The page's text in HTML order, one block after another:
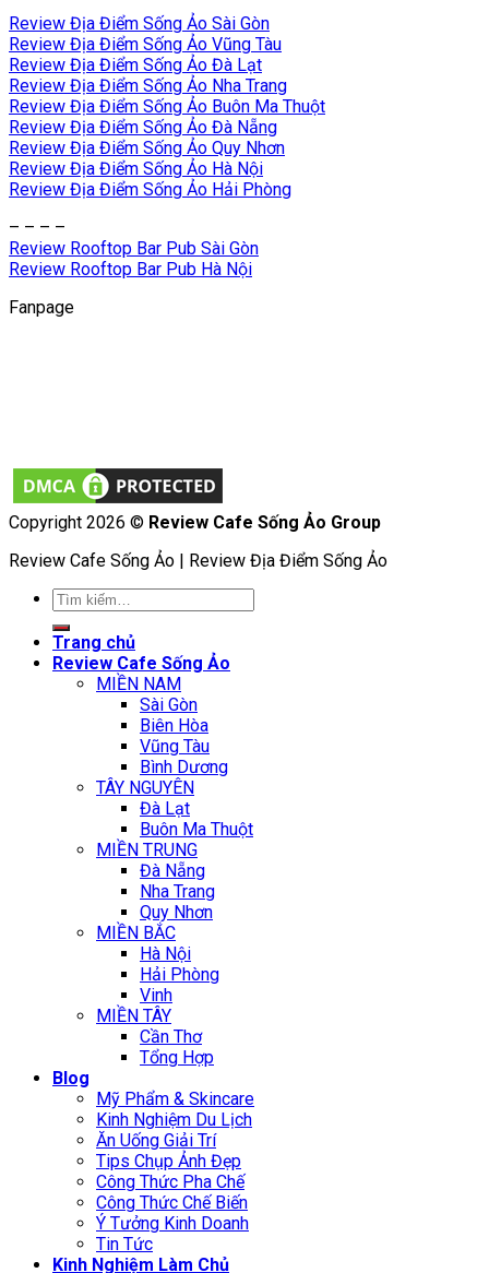
Review Địa Điểm Sống Ảo Sài Gòn
Review Địa Điểm Sống Ảo Vũng Tàu
Review Địa Điểm Sống Ảo Đà Lạt
Review Địa Điểm Sống Ảo Nha Trang
Review Địa Điểm Sống Ảo Buôn Ma Thuột
Review Địa Điểm Sống Ảo Đà Nẵng
Review Địa Điểm Sống Ảo Quy Nhơn
Review Địa Điểm Sống Ảo Hà Nội
Review Địa Điểm Sống Ảo Hải Phòng
– – – –
Review Rooftop Bar Pub Sài Gòn
Review Rooftop Bar Pub Hà Nội
Fanpage
Copyright 2026 © Review Cafe Sống Ảo Group
Review Cafe Sống Ảo | Review Địa Điểm Sống Ảo
Tìm
Trang chủ
Review Cafe Sống Ảo
MIỀN NAM
Sài Gòn
Biên Hòa
Vũng Tàu
Bình Dương
TÂY NGUYÊN
Đà Lạt
Buôn Ma Thuột
MIỀN TRUNG
Đà Nẵng
Nha Trang
Quy Nhơn
MIỀN BẮC
Hà Nội
Hải Phòng
Vinh
MIỀN TÂY
Cần Thơ
Tổng Hợp
Blog
Mỹ Phẩm & Skincare
Kinh Nghiệm Du Lịch
Ăn Uống Giải Trí
Tips Chụp Ảnh Đẹp
Công Thức Pha Chế
Công Thức Chế Biến
Ý Tưởng Kinh Doanh
Tin Tức
Kinh Nghiệm Làm Chủ